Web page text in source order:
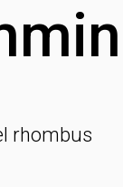
rhombus